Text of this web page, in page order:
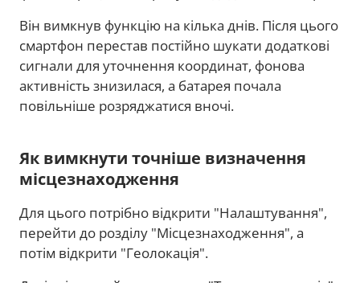
Він вимкнув функцію на кілька днів. Після цього
смартфон перестав постійно шукати додаткові
сигнали для уточнення координат, фонова
активність знизилася, а батарея почала
повільніше розряджатися вночі.
Як вимкнути точніше визначення
місцезнаходження
Для цього потрібно відкрити "Налаштування",
перейти до розділу "Місцезнаходження", а
потім відкрити "Геолокація".